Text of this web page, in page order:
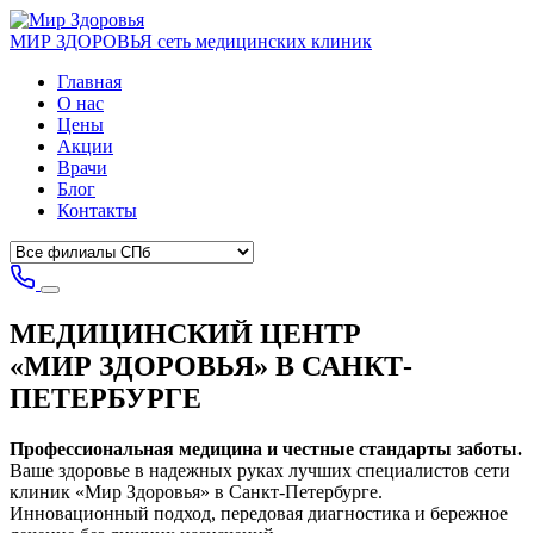
МИР ЗДОРОВЬЯ сеть медицинских клиник
Главная
О нас
Цены
Акции
Врачи
Блог
Контакты
МЕДИЦИНСКИЙ ЦЕНТР
«МИР ЗДОРОВЬЯ» В САНКТ-
ПЕТЕРБУРГЕ
Профессиональная медицина и честные стандарты заботы.
Ваше здоровье в надежных руках лучших специалистов сети
клиник «Мир Здоровья» в Санкт-Петербурге.
Инновационный подход, передовая диагностика и бережное